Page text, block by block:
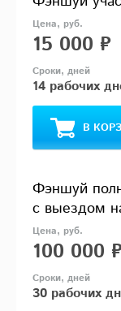
15 000 ₽
14 рабочих
В
Фэншуй
с выездом
100 000
30 рабочих